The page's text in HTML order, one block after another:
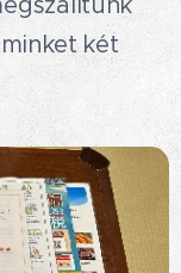
két